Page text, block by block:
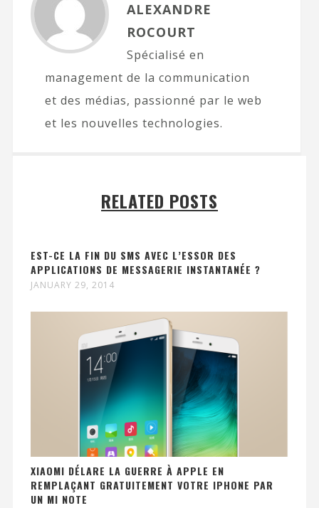
ALEXANDRE
ROCOURT
Spécialisé en
management de la communication
et des médias, passionné par le web
et les nouvelles technologies.
RELATED POSTS
EST-CE LA FIN DU SMS AVEC L’ESSOR DES
APPLICATIONS DE MESSAGERIE INSTANTANÉE ?
JANUARY 29, 2014
XIAOMI DÉLARE LA GUERRE À APPLE EN
REMPLAÇANT GRATUITEMENT VOTRE IPHONE PAR
UN MI NOTE